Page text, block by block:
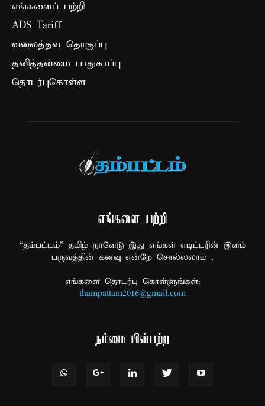
எங்களைப் பற்றி
ADS Tariff
வலைத்தள தொகுப்பு
தனித்தன்மை பாதுகாப்பு
தொடர்புகொள்ள
எங்களை பற்றி
“தம்பட்டம்” தமிழ் நாளேடு இது எங்கள் எடிட்டரின் இளம்
பருவத்தின் கனவு என்றே சொல்லலாம் .
எங்களை தொடர்பு கொள்ளுங்கள்:
thampattam2016@gmail.com
நம்மை பின்பற்ற